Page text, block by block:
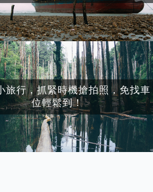
旅行，抓緊時機搶拍照，免找車
位輕鬆到！